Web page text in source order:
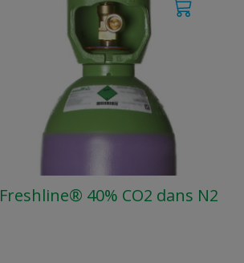
Freshline® 40% CO2 dans N2